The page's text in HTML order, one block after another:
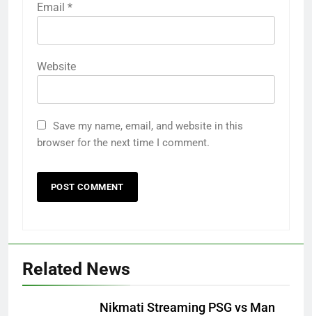
Email *
Website
Save my name, email, and website in this
browser for the next time I comment.
Related News
Nikmati Streaming PSG vs Man